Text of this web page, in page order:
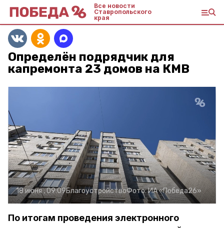
Все новости
Ставропольского
края
Определён подрядчик для
капремонта 23 домов на КМВ
18 июня , 09:09БлагоустройствоФото:ИА «Победа26»
По итогам проведения электронного